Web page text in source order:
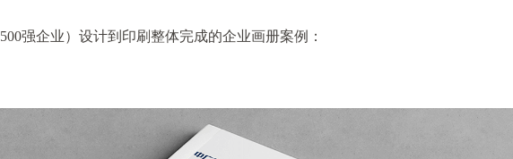
500强企业）设计到印刷整体完成的企业画册案例：